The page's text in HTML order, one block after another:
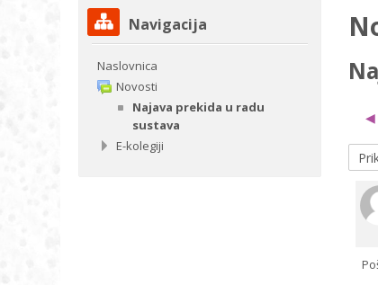
◀︎
Preskoči
NavigacijaNavigacija
Naslovnica
Novosti
Najava prekida u radu
sustava
E-kolegiji